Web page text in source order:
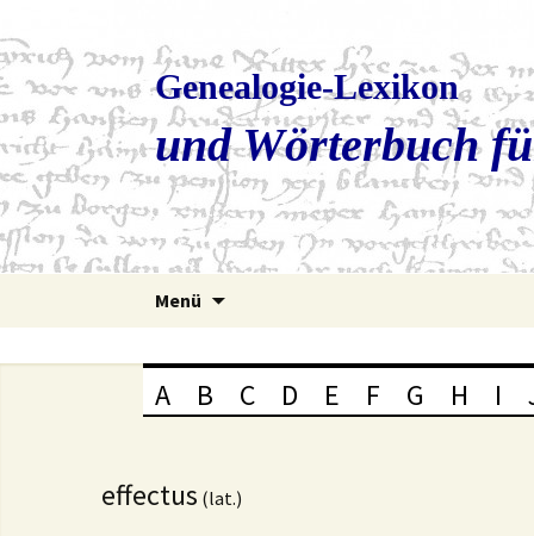
Genealogie-Lexikon
und Wörterbuch
Menü
A B C D E F G H I
effectus (lat.)